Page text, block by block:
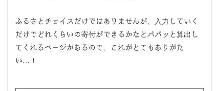
ふるさとチョイスだけではありませんが、入力していく
だけでどれぐらいの寄付ができるかなどパパッと算出し
てくれるページがあるので、これがとてもありがた
い…！